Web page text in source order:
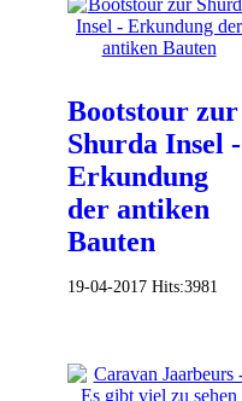
Bootstour zur
Shurda Insel -
Erkundung
der antiken
Bauten
19-04-2017 Hits:3981